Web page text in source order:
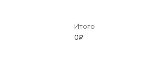
Итого
0₽